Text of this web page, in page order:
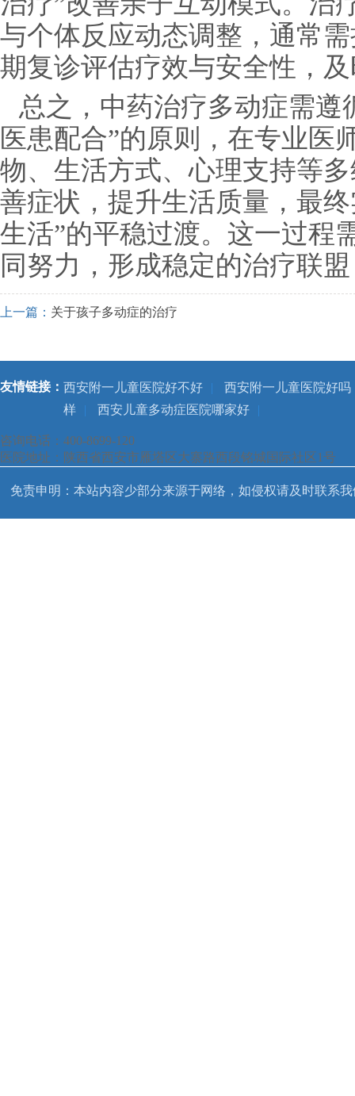
与个体反应动态调整，通常
期复诊评估疗效与安全性，
总之，中药治疗多动症需遵
医患配合”的原则，在专业医
物、生活方式、心理支持等
善症状，提升生活质量，最
生活”的平稳过渡。这一过程
同努力，形成稳定的治疗联
上一篇： 关于孩子多动症的治疗
友情链接： 西安附一儿童医院好不好 |
西安附一儿童医院好吗
样
| 西安儿童多动症医院哪家好 |
咨询电话：400-8699-120
医院地址：陕西省西安市雁塔区大寨路西段铭城国际社区1号
免责申明：本站内容少部分来源于网络，如侵权请及时联系